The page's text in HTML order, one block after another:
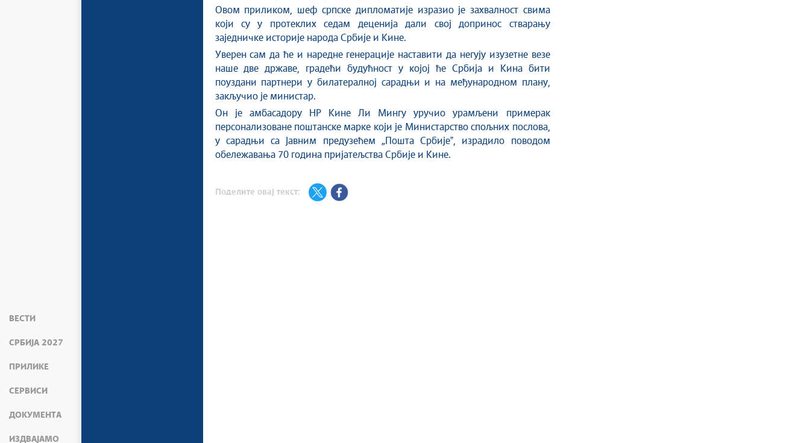
ВЕСТИ
СРБИЈА 2027
ПРИЛИКЕ
СЕРВИСИ
ДОКУМЕНТА
ИЗДВАЈАМО
Овом приликом, шеф српске дипломатије изразио је захвалност свима
који су у протеклих седам деценија дали свој допринос стварању
заједничке историје народа Србије и Кине.
Уверен сам да ће и наредне генерације наставити да негују изузетне везе
наше две државе, градећи будућност у којој ће Србија и Кина бити
поуздани партнери у билатералној сарадњи и на међународном плану,
закључио је министар.
Он је амбасадору НР Кине Ли Мингу уручио урамљени примерак
персонализоване поштанске марке који је Министарство спољних послова,
у сарадњи са Јавним предузећем „Пошта Србијеˮ, израдило поводом
обележавања 70 година пријатељства Србије и Кине.
Поделите овај текст: